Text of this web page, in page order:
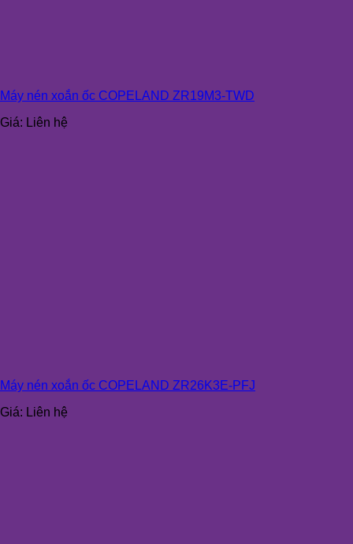
Máy nén xoắn ốc COPELAND ZR19M3-TWD
Giá: Liên hệ
Máy nén xoắn ốc COPELAND ZR26K3E-PFJ
Giá: Liên hệ